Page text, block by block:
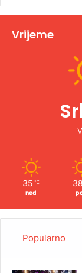
vVrijeme
35 ℃
ned
38
Popularno